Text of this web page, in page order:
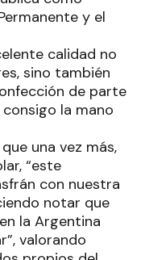
y el
calidad no
sino también
de parte
la mano
una vez más,
“este
con nuestra
notar que
la Argentina
valorando